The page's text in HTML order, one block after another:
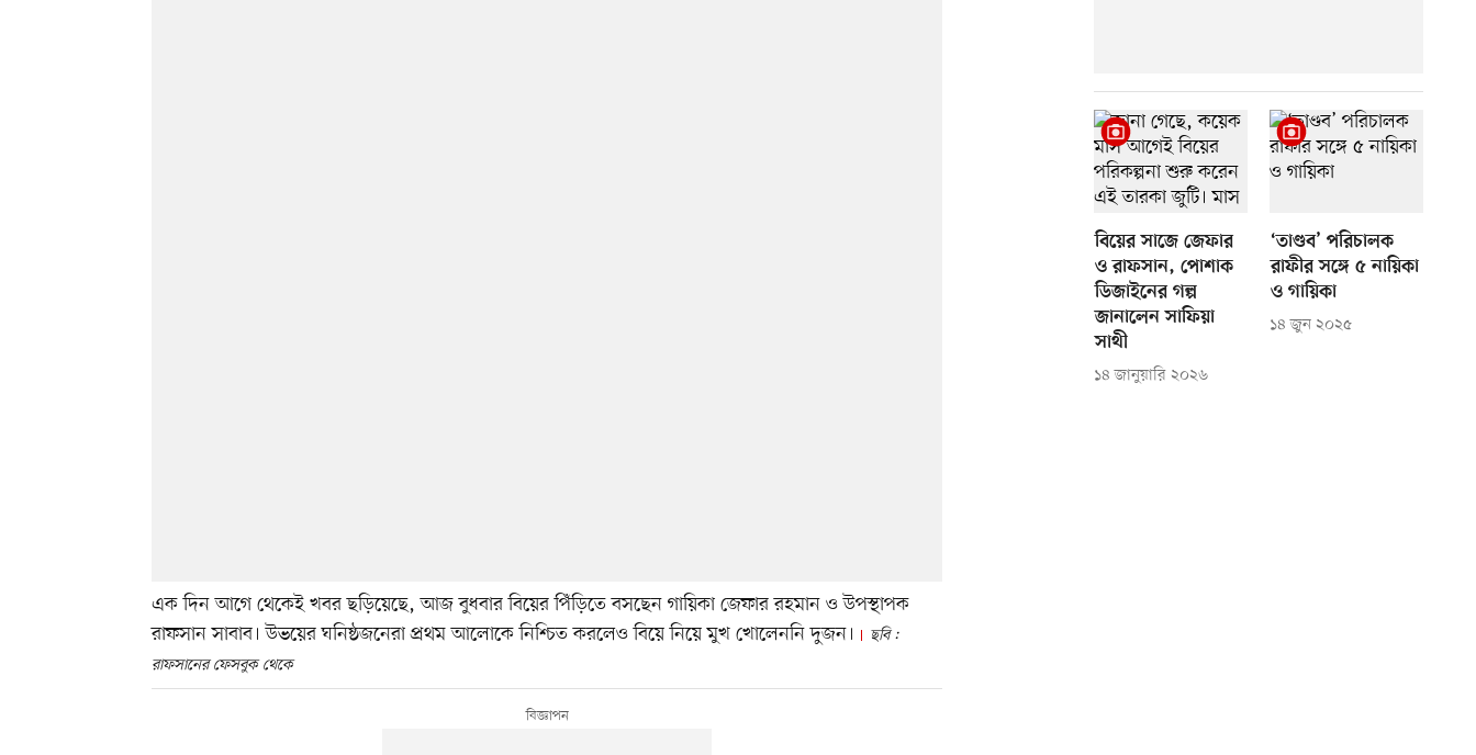
এক দিন আগে থেকেই খবর ছড়িয়েছে, আজ বুধবার বিয়ের পিঁড়িতে বসছেন গায়িকা জেফার রহমান ও উপস্থাপক
রাফসান সাবাব। উভয়ের ঘনিষ্ঠজনেরা প্রথম আলোকে নিশ্চিত করলেও বিয়ে নিয়ে মুখ খোলেননি দুজন।
ছবি :
রাফসানের ফেসবুক থেকে
বিয়ের সাজে জেফার
ও রাফসান, পোশাক
ডিজাইনের গল্প
জানালেন সাফিয়া
সাথী
১৪ জানুয়ারি ২০২৬
‘তাণ্ডব’ পরিচালক
রাফীর সঙ্গে ৫ নায়িকা
ও গায়িকা
১৪ জুন ২০২৫